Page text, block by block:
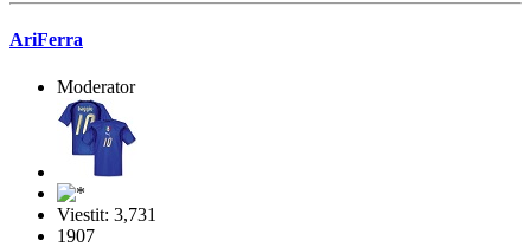
AriFerra
Moderator
Viestit: 3,731
1907